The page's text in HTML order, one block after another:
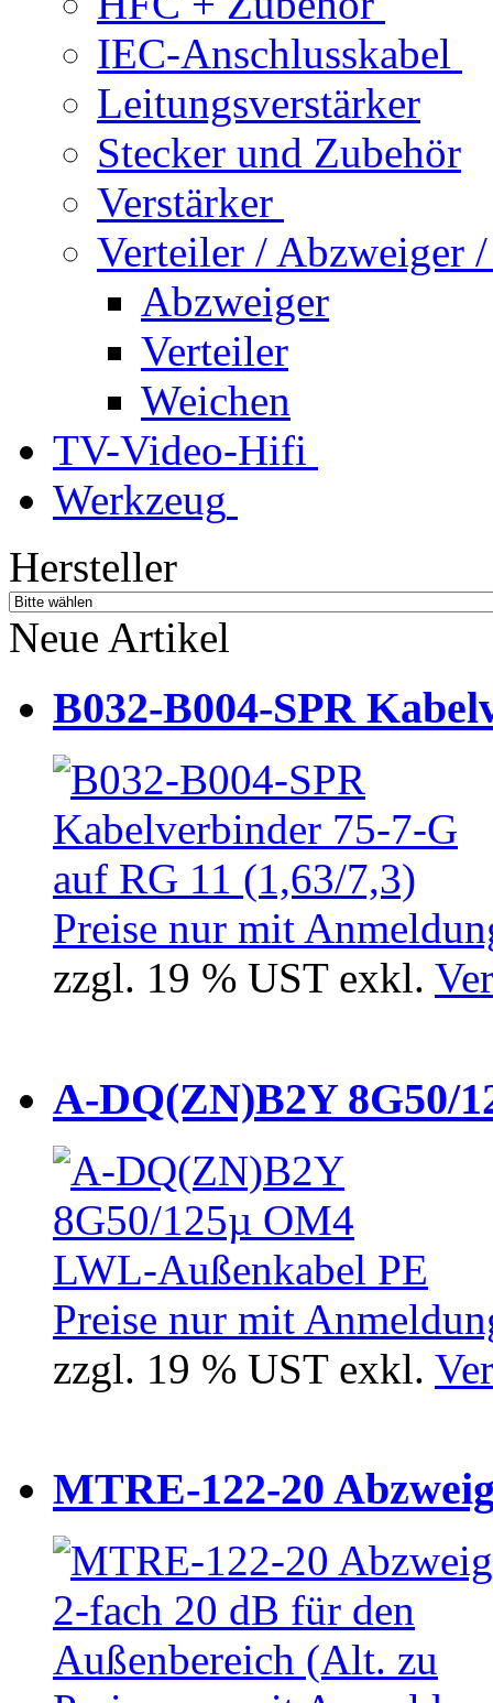
IEC-Anschlusskabel
Leitungsverstärker
Stecker und Zubehör
Verstärker
Verteiler / Abzweiger
Abzweiger
Verteiler
Weichen
TV-Video-Hifi
Werkzeug
Hersteller
Neue Artikel
B032-B004-SPR
Preise nur mit
zzgl. 19 % UST exkl.
A-DQ(ZN)B2Y 8G50/
Preise nur mit
zzgl. 19 % UST exkl.
MTRE-122-20